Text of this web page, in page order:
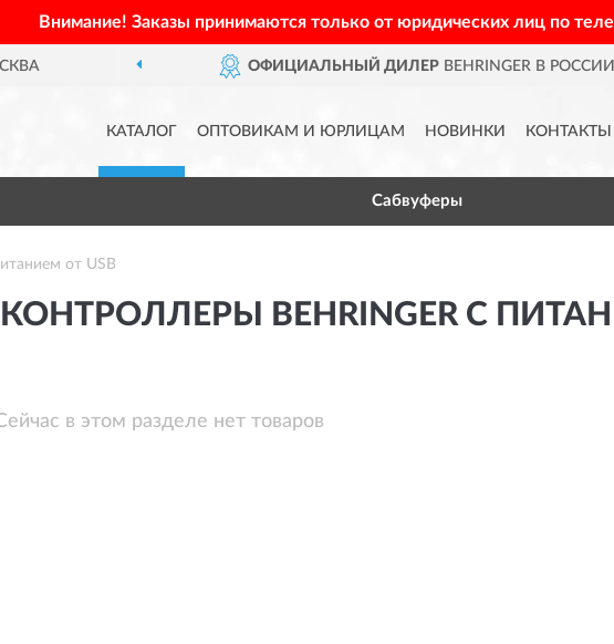
Внимание! Заказы принимаются только от юридических лиц по
ОФИЦИАЛЬНЫЙ ДИЛЕРBEHRINGER В РОССИИ
КАТАЛОГ ОПТОВИКАМ И ЮРЛИЦАМ НОВИНКИ КОНТАКТЫ
Сабвуферы
от USB
КОНТРОЛЛЕРЫ BEHRINGER С
в этом разделе нет товаров